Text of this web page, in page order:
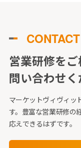
CONTACT
営業研修を
問い合わせく
マーケットヴィヴィッ
す。 豊富な営業研修の
応えできるはずです。